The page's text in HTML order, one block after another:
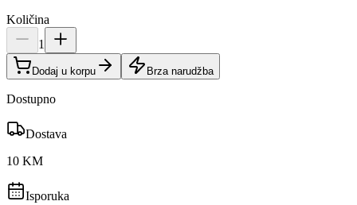
Količina
1
Dodaj u korpu Brza narudžba
Dostupno
Dostava
10 KM
Isporuka